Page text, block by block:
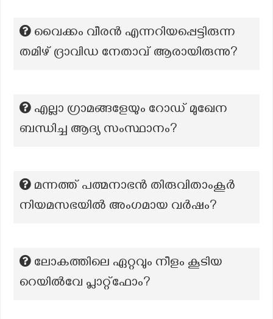
വൈക്കം വീരൻ എന്നറിയപ്പെട്ടിരുന്ന
തമിഴ് ദ്രാവിഡ നേതാവ് ആരായിരുന്നു?
എല്ലാ ഗ്രാമങ്ങളേയും റോഡ് മുഖേന
ബന്ധിച്ച ആദ്യ സംസ്ഥാനം?
മന്നത്ത് പത്മനാഭന്‍ തിരുവിതാംകൂര്‍
നിയമസഭയില്‍ അംഗമായ വര്‍ഷം?
ലോകത്തിലെ ഏറ്റവും നീളം കൂടിയ
റെയിൽവേ പ്ലാറ്റ്ഫോം?